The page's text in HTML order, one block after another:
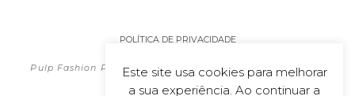
POLÍTICA DE PRIVACIDADE
Pulp Fashion Productions | All material on this website is
Este site usa cookies para melhorar
a sua experiência. Ao continuar a